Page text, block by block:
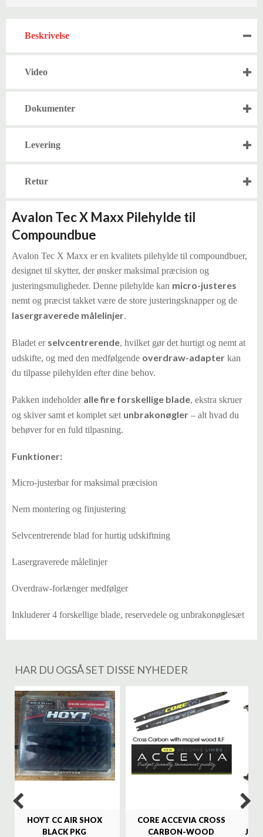
Beskrivelse
Video
Dokumenter
Levering
Retur
Avalon Tec X Maxx Pilehylde til
Compoundbue
Avalon Tec X Maxx er en kvalitets pilehylde til compoundbuer,
designet til skytter, der ønsker maksimal præcision og
justeringsmuligheder. Denne pilehylde kan micro-justeres
nemt og præcist takket være de store justeringsknapper og de
lasergraverede målelinjer.
Bladet er selvcentrerende, hvilket gør det hurtigt og nemt at
udskifte, og med den medfølgende overdraw-adapter kan
du tilpasse pilehylden efter dine behov.
Pakken indeholder alle fire forskellige blade, ekstra skruer
og skiver samt et komplet sæt unbrakonøgler – alt hvad du
behøver for en fuld tilpasning.
Funktioner:
Micro-justerbar for maksimal præcision
Nem montering og finjustering
Selvcentrerende blad for hurtig udskiftning
Lasergraverede målelinjer
Overdraw-forlænger medfølger
Inkluderer 4 forskellige blade, reservedele og unbrakonøglesæt
HAR DU OGSÅ SET DISSE NYHEDER
HOYT CC AIR SHOX
BLACK PKG
CORE ACCEVIA CROSS
CARBON-WOOD